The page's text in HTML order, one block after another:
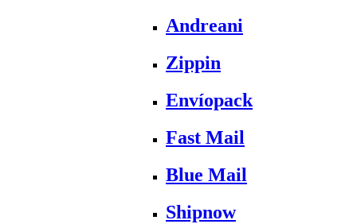
Andreani
Zippin
Envíopack
Fast Mail
Blue Mail
Shipnow